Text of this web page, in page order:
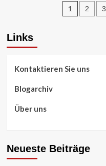
Posts
1 2 3
Links
Kontaktieren Sie uns
Blogarchiv
Über uns
Neueste Beiträge